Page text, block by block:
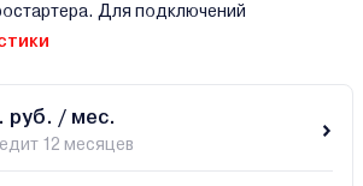
Для подключений
руб. / мес.
12 месяцев